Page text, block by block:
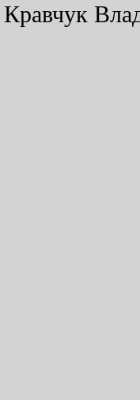
Кравчук